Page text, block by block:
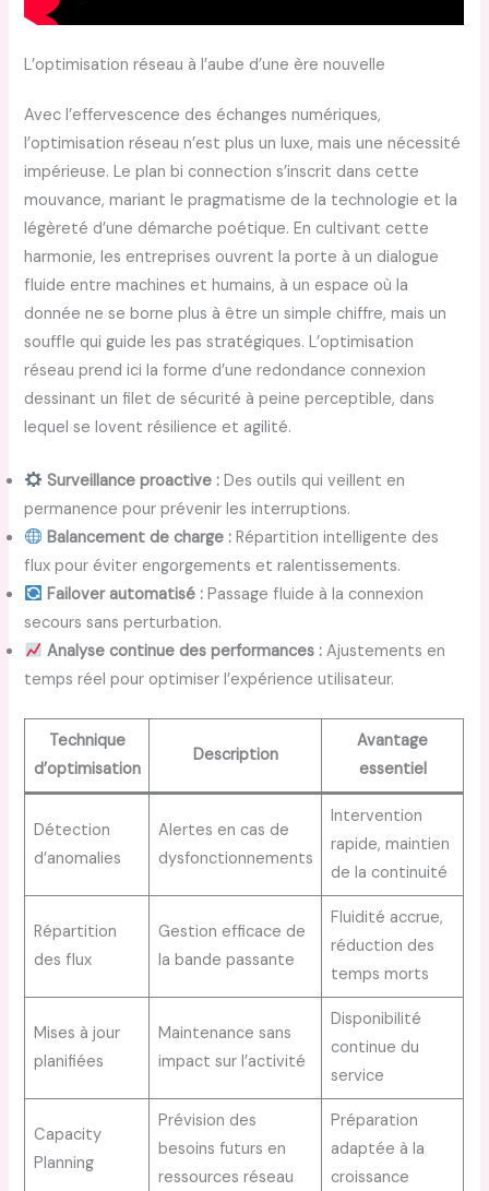
L’optimisation réseau à l’aube d’une ère nouvelle
Avec l’effervescence des échanges numériques,
l’optimisation réseau n’est plus un luxe, mais une nécessité
impérieuse. Le plan bi connection s’inscrit dans cette
mouvance, mariant le pragmatisme de la technologie et la
légèreté d’une démarche poétique. En cultivant cette
harmonie, les entreprises ouvrent la porte à un dialogue
fluide entre machines et humains, à un espace où la
donnée ne se borne plus à être un simple chiffre, mais un
souffle qui guide les pas stratégiques. L’optimisation
réseau prend ici la forme d’une redondance connexion
dessinant un filet de sécurité à peine perceptible, dans
lequel se lovent résilience et agilité.
Surveillance proactive : Des outils qui veillent en
permanence pour prévenir les interruptions.
Balancement de charge : Répartition intelligente des
flux pour éviter engorgements et ralentissements.
Failover automatisé : Passage fluide à la connexion
secours sans perturbation.
Analyse continue des performances : Ajustements en
temps réel pour optimiser l’expérience utilisateur.
Technique
d’optimisation
Description
Avantage
essentiel
Détection
d’anomalies
Alertes en cas de
dysfonctionnements
Intervention
rapide, maintien
de la continuité
Répartition
des flux
Gestion efficace de
la bande passante
Fluidité accrue,
réduction des
temps morts
Mises à jour
planifiées
Maintenance sans
impact sur l’activité
Disponibilité
continue du
service
Capacity
Planning
Prévision des
besoins futurs en
ressources réseau
Préparation
adaptée à la
croissance